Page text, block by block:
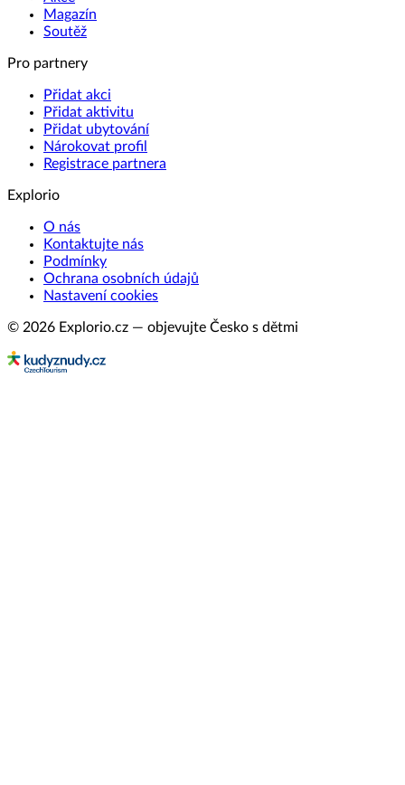
Magazín
Soutěž
Pro partnery
Přidat akci
Přidat aktivitu
Přidat ubytování
Nárokovat profil
Registrace partnera
Explorio
O nás
Kontaktujte nás
Podmínky
Ochrana osobních údajů
Nastavení cookies
© 2026 Explorio.cz — objevujte Česko s dětmi